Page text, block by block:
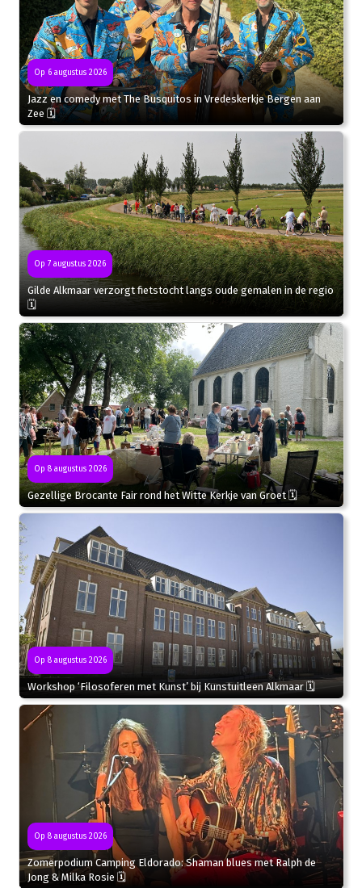
Op 6 augustus 2026
Jazz en comedy met The Busquitos in Vredeskerkje Bergen aan
Zee 🗓
Op 7 augustus 2026
Gilde Alkmaar verzorgt fietstocht langs oude gemalen in de regio
🗓
Op 8 augustus 2026
Gezellige Brocante Fair rond het Witte Kerkje van Groet 🗓
Op 8 augustus 2026
Workshop ‘Filosoferen met Kunst’ bij Kunstuitleen Alkmaar 🗓
Op 8 augustus 2026
Zomerpodium Camping Eldorado: Shaman blues met Ralph de
Jong & Milka Rosie 🗓